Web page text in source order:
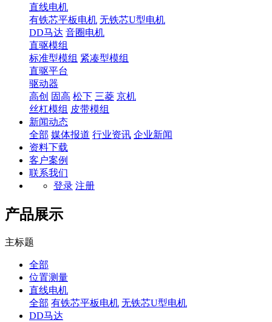
直线电机
有铁芯平板电机 无铁芯U型电机
DD马达 音圈电机
直驱模组
标准型模组 紧凑型模组
直驱平台
驱动器
高创 固高 松下 三菱 京机
丝杠模组 皮带模组
新闻动态
全部 媒体报道 行业资讯 企业新闻
资料下载
客户案例
联系我们
登录 注册
产品展示
主标题
全部
位置测量
直线电机
全部 有铁芯平板电机 无铁芯U型电机
DD马达